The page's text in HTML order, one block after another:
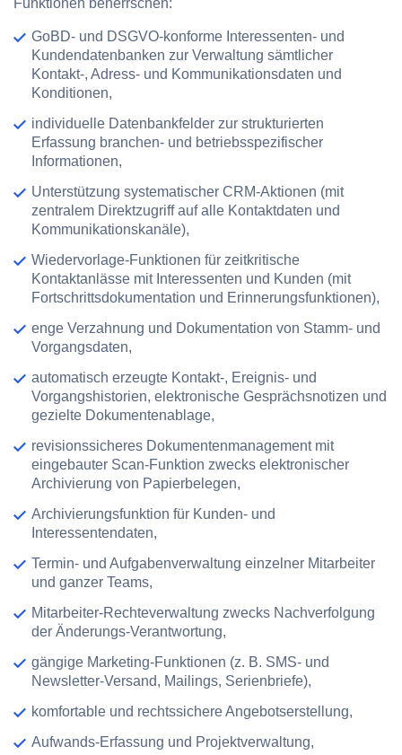
Funktionen beherrschen:
GoBD- und DSGVO-konforme Interessenten- und
Kundendatenbanken zur Verwaltung sämtlicher
Kontakt-, Adress- und Kommunikationsdaten und
Konditionen,
individuelle Datenbankfelder zur strukturierten
Erfassung branchen- und betriebsspezifischer
Informationen,
Unterstützung systematischer CRM-Aktionen (mit
zentralem Direktzugriff auf alle Kontaktdaten und
Kommunikationskanäle),
Wiedervorlage-Funktionen für zeitkritische
Kontaktanlässe mit Interessenten und Kunden (mit
Fortschrittsdokumentation und Erinnerungsfunktionen),
enge Verzahnung und Dokumentation von Stamm- und
Vorgangsdaten,
automatisch erzeugte Kontakt-, Ereignis- und
Vorgangshistorien, elektronische Gesprächsnotizen und
gezielte Dokumentenablage,
revisionssicheres Dokumentenmanagement mit
eingebauter Scan-Funktion zwecks elektronischer
Archivierung von Papierbelegen,
Archivierungsfunktion für Kunden- und
Interessentendaten,
Termin- und Aufgabenverwaltung einzelner Mitarbeiter
und ganzer Teams,
Mitarbeiter-Rechteverwaltung zwecks Nachverfolgung
der Änderungs-Verantwortung,
gängige Marketing-Funktionen (z. B. SMS- und
Newsletter-Versand, Mailings, Serienbriefe),
komfortable und rechtssichere Angebotserstellung,
Aufwands-Erfassung und Projektverwaltung,